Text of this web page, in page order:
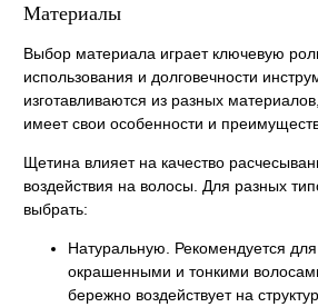
Материалы
Выбор материала играет ключевую
использования и долговечности
изготавливаются из разных
имеет свои особенности и
Щетина влияет на качество
воздействия на волосы. Для разных
выбрать:
Натуральную. Рекомендуется для
окрашенными и тонкими
бережно воздействует на